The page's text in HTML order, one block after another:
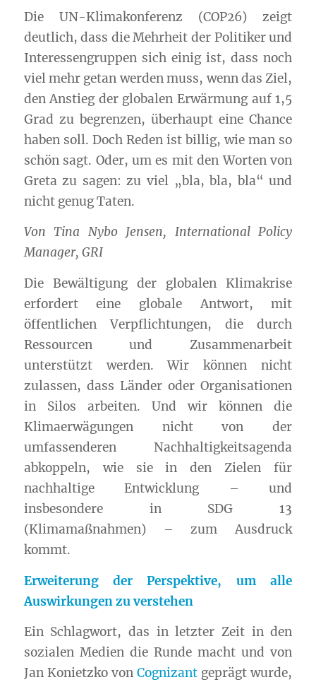
Die UN-Klimakonferenz (COP26) zeigt
deutlich, dass die Mehrheit der Politiker und
Interessengruppen sich einig ist, dass noch
viel mehr getan werden muss, wenn das Ziel,
den Anstieg der globalen Erwärmung auf 1,5
Grad zu begrenzen, überhaupt eine Chance
haben soll. Doch Reden ist billig, wie man so
schön sagt. Oder, um es mit den Worten von
Greta zu sagen: zu viel „bla, bla, bla“ und
nicht genug Taten.
Von Tina Nybo Jensen, International Policy
Manager, GRI
Die Bewältigung der globalen Klimakrise
erfordert eine globale Antwort, mit
öffentlichen Verpflichtungen, die durch
Ressourcen und Zusammenarbeit
unterstützt werden. Wir können nicht
zulassen, dass Länder oder Organisationen
in Silos arbeiten. Und wir können die
Klimaerwägungen nicht von der
umfassenderen Nachhaltigkeitsagenda
abkoppeln, wie sie in den Zielen für
nachhaltige Entwicklung – und
insbesondere in SDG 13
(Klimamaßnahmen) – zum Ausdruck
kommt.
Erweiterung der Perspektive, um alle
Auswirkungen zu verstehen
Ein Schlagwort, das in letzter Zeit in den
sozialen Medien die Runde macht und von
Jan Konietzko vonCognizant geprägt wurde,